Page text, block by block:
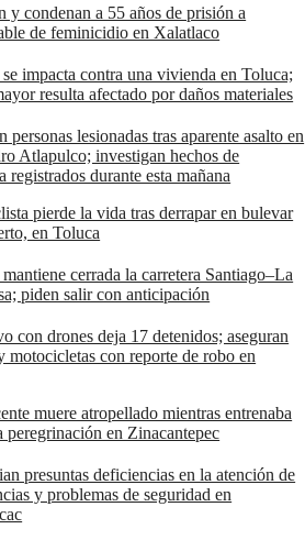
y condenan a 55 años de prisión a
de feminicidio en Xalatlaco
impacta contra una vivienda en Toluca;
resulta afectado por daños materiales
personas lesionadas tras aparente asalto en
Atlapulco; investigan hechos de
registrados durante esta mañana
pierde la vida tras derrapar en bulevar
en Toluca
cerrada la carretera Santiago–La
piden salir con anticipación
con drones deja 17 detenidos; aseguran
motocicletas con reporte de robo en
muere atropellado mientras entrenaba
peregrinación en Zinacantepec
presuntas deficiencias en la atención de
y problemas de seguridad en